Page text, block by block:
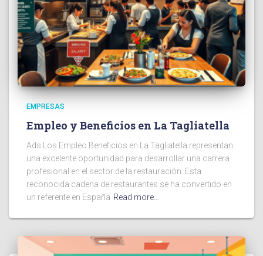
EMPRESAS
Empleo y Beneficios en La Tagliatella
Ads Los Empleo Beneficios en La Tagliatella representan
una excelente oportunidad para desarrollar una carrera
profesional en el sector de la restauración. Esta
reconocida cadena de restaurantes se ha convertido en
un referente en España Read more…